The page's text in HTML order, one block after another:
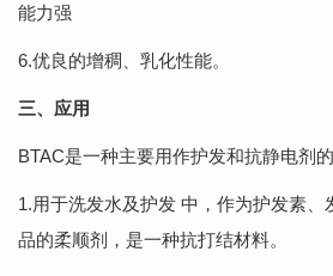
能力强
6.优良的增稠、乳化性能。
三、应用
BTAC是一种主要用作护发和抗静电剂的
1.用于洗发水及护发 中，作为护发素、
品的柔顺剂，是一种抗打结材料。